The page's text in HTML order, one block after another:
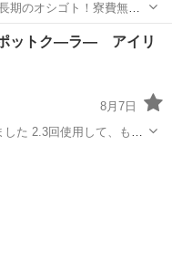
期のオシゴト！寮費無料
中★未経験活躍中！高時
ットク―ラ― アイリ
8月7日
もう